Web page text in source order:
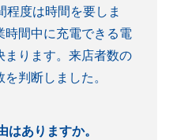
度は時間を要しま
間中に充電できる電
ります。来店者数の
判断しました。
ありますか。